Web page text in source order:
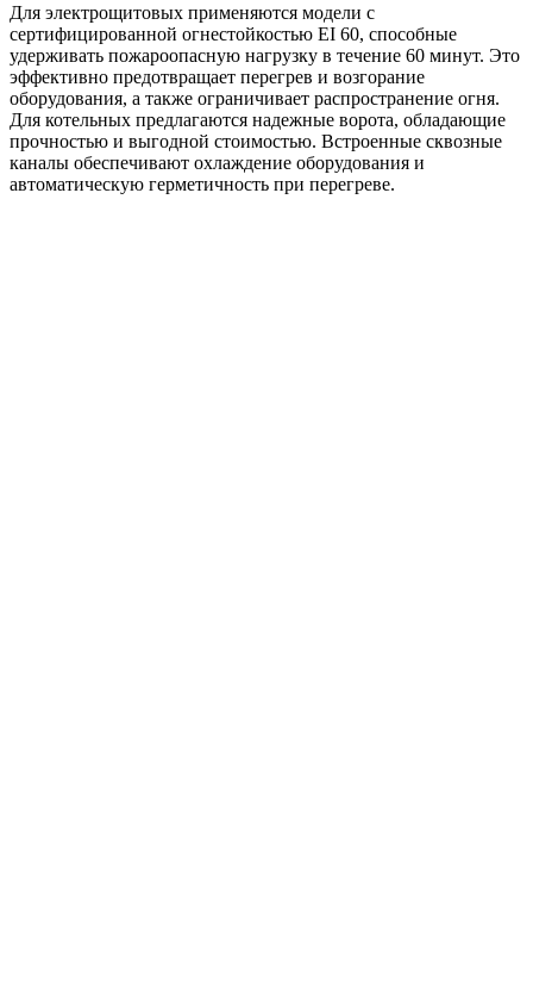
Для электрощитовых применяются модели с
сертифицированной огнестойкостью EI 60, способные
удерживать пожароопасную нагрузку в течение 60 минут. Это
эффективно предотвращает перегрев и возгорание
оборудования, а также ограничивает распространение огня.
Для котельных предлагаются надежные ворота, обладающие
прочностью и выгодной стоимостью. Встроенные сквозные
каналы обеспечивают охлаждение оборудования и
автоматическую герметичность при перегреве.